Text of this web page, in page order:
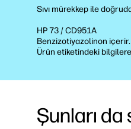
Sıvı mürekkep ile
HP 73 / CD951A
Benzizotiyazolinon
Ürün etiketindeki
Şunları da